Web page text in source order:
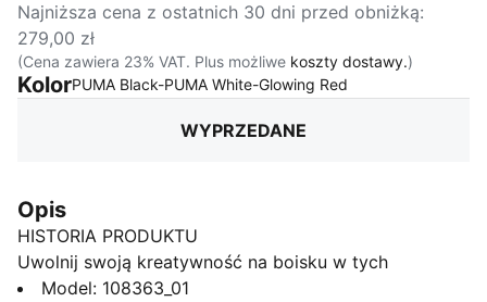
Najniższa cena z ostatnich 30 dni przed obniżką:
279,00 zł
(Cena zawiera 23% VAT. Plus możliwe koszty dostawy.)
KolorPUMA Black-PUMA White-Glowing Red
WYPRZEDANE
Opis
HISTORIA PRODUKTU
Uwolnij swoją kreatywność na boisku w tych
dynamicznych butach. W modelu tym wykorzystano
Model: 108363_01